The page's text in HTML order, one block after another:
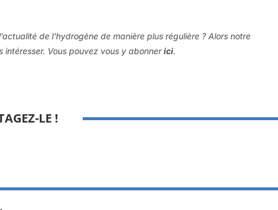
de l’hydrogène de manière plus régulière ? Alors notre
Vous pouvez vous y abonnerici.
LE !